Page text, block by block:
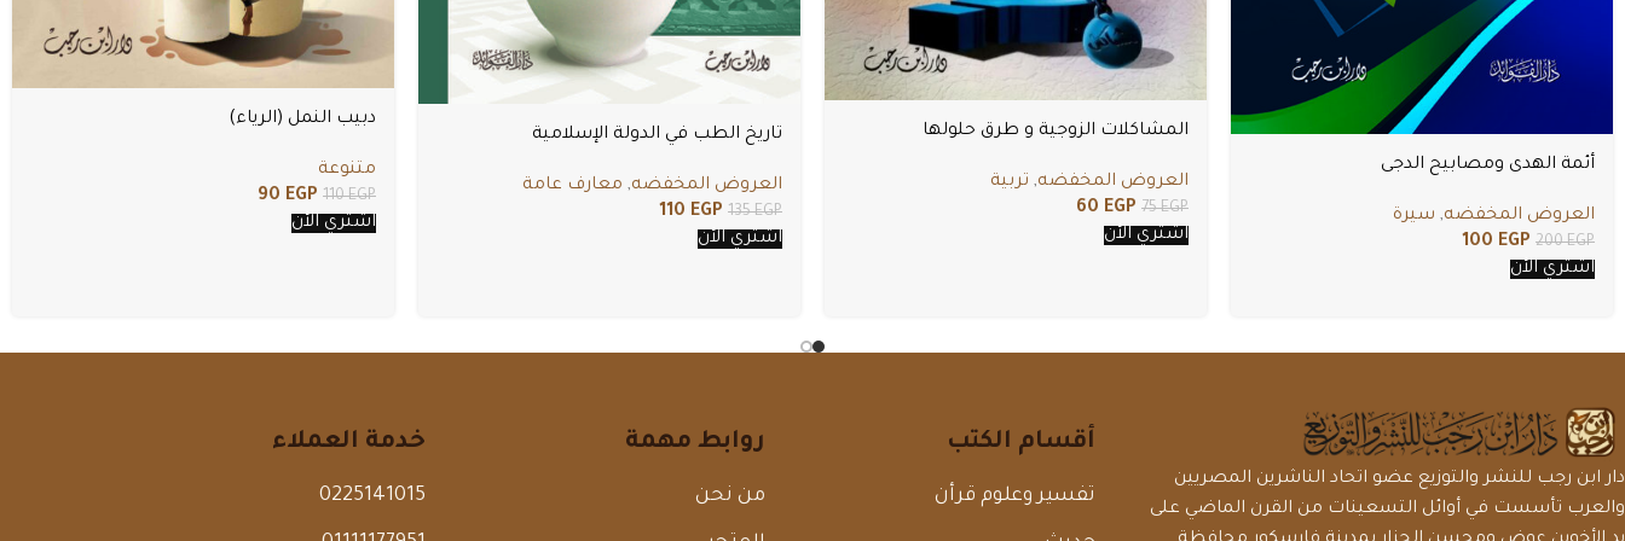
أئمة الهدى ومصابيح الدجى
العروض المخفضه, سيرة
200EGP
100 EGP
اشتري الأن
المشاكلات الزوجية و طرق حلولها
العروض المخفضه, تربية
75EGP
60 EGP
اشتري الأن
تاريخ الطب في الدولة الإسلامية
العروض المخفضه, معارف عامة
135EGP
110 EGP
اشتري الأن
دبيب النمل (الرياء)
متنوعة
110EGP
90 EGP
اشتري الأن
دار ابن رجب للنشر والتوزيع عضو اتحاد الناشرين المصريين
والعرب تأسست في أوائل التسعينات من القرن الماضي على
أقسام الكتب
تفسير وعلوم قرأن
روابط مهمة
من نحن
خدمة العملاء
0225141015